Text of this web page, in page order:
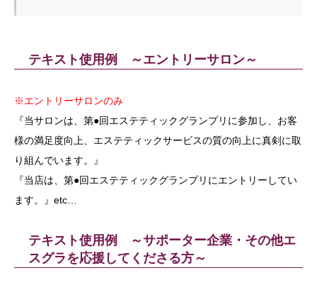
テキスト使用例 ～エントリーサロン～
※エントリーサロンのみ
『当サロンは、第●回エステティックグランプリに参加し、お客
様の満足度向上、エステティックサービスの質の向上に真剣に取
り組んでいます。』
『当店は、第●回エステティックグランプリにエントリーしてい
ます。』etc…
テキスト使用例 ～サポーター企業・その他エ
スグラを応援してくださる方～